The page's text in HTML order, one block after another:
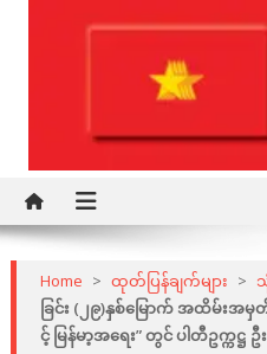
DPNS
Home > ထုတ်ပြန်ချက်များ >
ခြင်း (၂၉)နှစ်မြောက် အထိမ်းအမှ
င့် မြန်မာ့အရေး” တွင် ပါတီဥက္ကဋ္ဌ